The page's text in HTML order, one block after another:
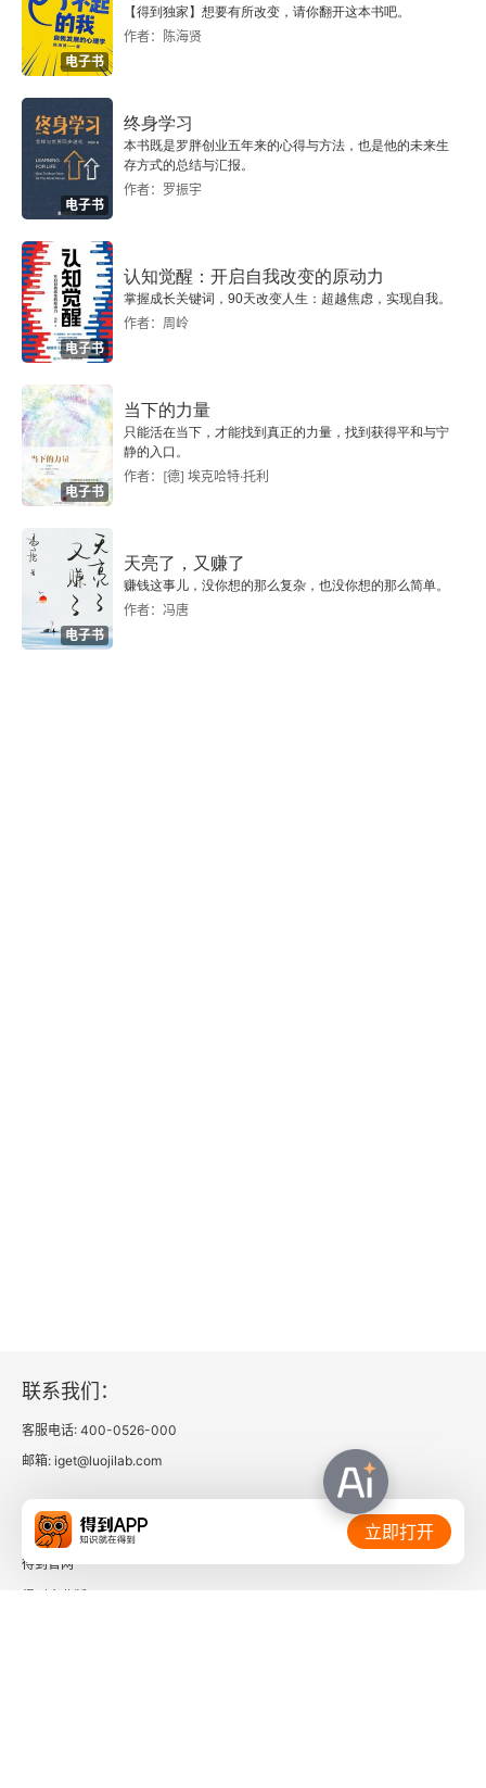
16. 知识与定义
17. 关于苏格拉底式无知的困难
18. 苏格拉底方法中的困难
第三章 苏格拉底关于美德的论证
20. 通常的信念
21. 幸福
22. 美德
23. 美德与诸美德
24. 行动、品格与美德
25. 美好与善
26. 节制与知识
27. 勇敢与知识
40. 智慧作为唯一的善
41. 美德对于幸福的充分性
43. 苏格拉底对其主导原则的捍卫
44. 关于苏格拉底辩护的问题
电子书
【得到独家】想要有所改变，请你翻开这本书吧。
作者：陈海贤
电子书
终身学习
本书既是罗胖创业五年来的心得与方法，也是他的未来生
存方式的总结与汇报。
作者：罗振宇
电子书
认知觉醒：开启自我改变的原动力
掌握成长关键词，90天改变人生：超越焦虑，实现自我。
作者：周岭
电子书
当下的力量
只能活在当下，才能找到真正的力量，找到获得平和与宁
静的入口。
作者：[德] 埃克哈特·托利
电子书
天亮了，又赚了
赚钱这事儿，没你想的那么复杂，也没你想的那么简单。
作者：冯唐
联系我们：
客服电话: 400-0526-000
邮箱: iget@luojilab.com
相关链接：
得到官网
立即打开